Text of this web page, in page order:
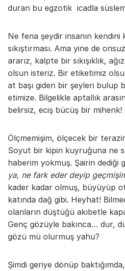
duran bu egzotik icadla
Ne fena şeydir insanın
sıkıştırması. Ama yine de
ararız, kalpte bir sıkışıklık,
olsun isteriz. Bir etiketimiz
at başı giden bir şeyleri bulup
etimize. Bilgelikle aptallık
belirsiz, eciş bücüş bir mihenk!
Ölçmemişim, ölçecek bir
Soyut bir kipin kuyruğuna ne
haberim yokmuş. Şairin dediği
ya, ne fark eder deyip
kader kadar olmuş, büyüyüp
katında dağ gibi. Heyhat!
olanların düştüğü akıbetle
Genç gözüyle bakınca… dur,
gözü mü olurmuş yahu?
Şimdi geriye dönüp